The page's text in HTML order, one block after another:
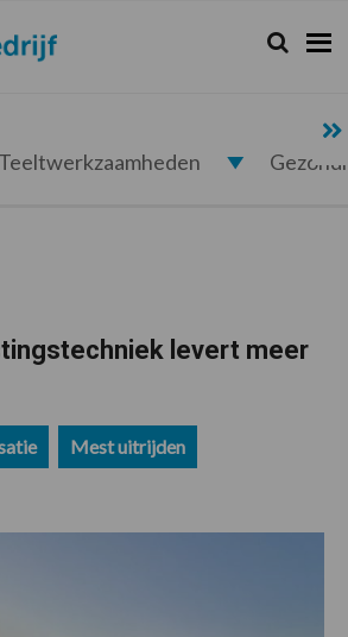
Zoeken...
Zoek
Teeltwerkzaamheden
levert meer
Mest uitrijden